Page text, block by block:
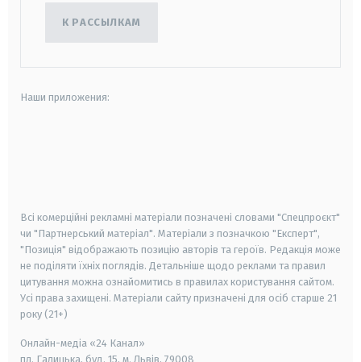
К РАССЫЛКАМ
Наши приложения:
Всі комерційні рекламні матеріали позначені словами "Спецпроєкт"
чи "Партнерський матеріал". Матеріали з позначкою "Експерт",
"Позиція" відображають позицію авторів та героїв. Редакція може
не поділяти їхніх поглядів. Детальніше щодо реклами та правил
цитування можна ознайомитись в правилах користування сайтом.
Усі права захищені. Матеріали сайту призначені для осіб старше 21
року (21+)
Онлайн-медіа «24 Канал»
пл. Галицька, буд. 15, м. Львів, 79008